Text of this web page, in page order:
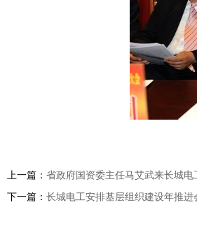
上一篇： 省政府国资委主任马艾武来长城电
下一篇： 长城电工安排基层组织建设年推